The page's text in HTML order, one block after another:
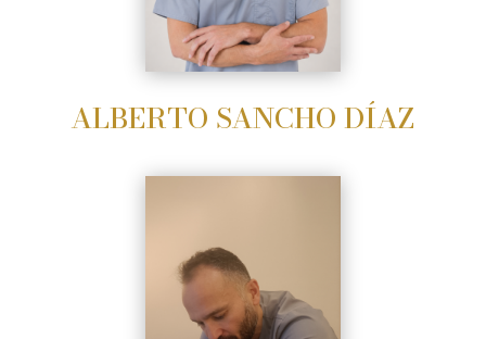
ALBERTO SANCHO DÍAZ